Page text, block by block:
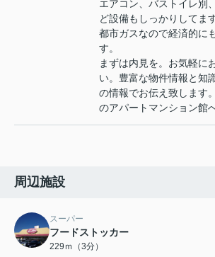
エアコン、バストイレ別
ど設備もしっかりしてます
都市ガスなので経済的に
す。
まずは内見を。お気軽に
い。豊富な物件情報と知
の情報でお伝え致します
のアパートマンション館へ
周辺施設
スーパー
フードストッカー
229ｍ（3分）